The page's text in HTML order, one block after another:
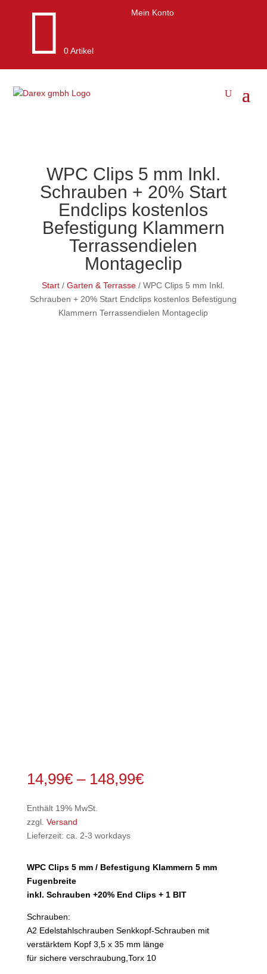
 0 Artikel
Mein Konto
WPC Clips 5 mm Inkl.
Schrauben + 20% Start
Endclips kostenlos
Befestigung Klammern
Terrassendielen
Montageclip
Start /Garten & Terrasse / WPC Clips 5 mm Inkl.
Schrauben + 20% Start Endclips kostenlos Befestigung
Klammern Terrassendielen Montageclip
14,99€ – 148,99€Preisspanne:
Enthält 19% MwSt.
zzgl. Versand
Lieferzeit: ca. 2-3 workdays
WPC Clips 5 mm / Befestigung Klammern 5 mm
Fugenbreite
inkl. Schrauben +20% End Clips + 1 BIT
Schrauben:
A2 Edelstahlschrauben Senkkopf-Schrauben mit
verstärktem Kopf 3,5 x 35 mm länge
für sichere verschraubung,Torx 10